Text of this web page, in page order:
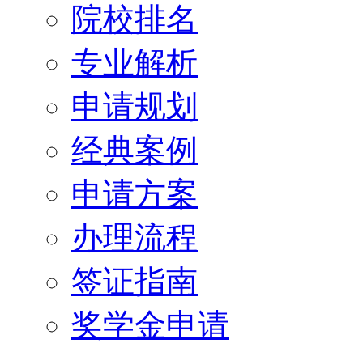
院校排名
专业解析
申请规划
经典案例
申请方案
办理流程
签证指南
奖学金申请